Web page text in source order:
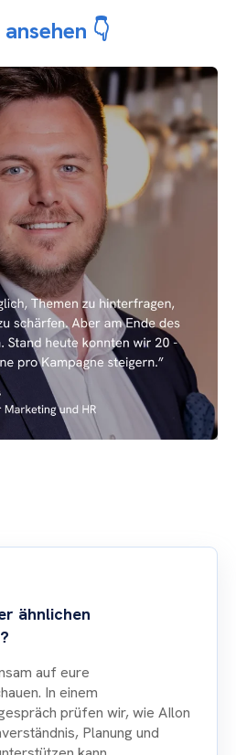
👇
ähnlichen
auf eure
In einem
prüfen wir, wie AIlon
Planung und